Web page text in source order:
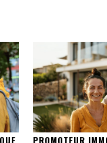
PROMOTEUR